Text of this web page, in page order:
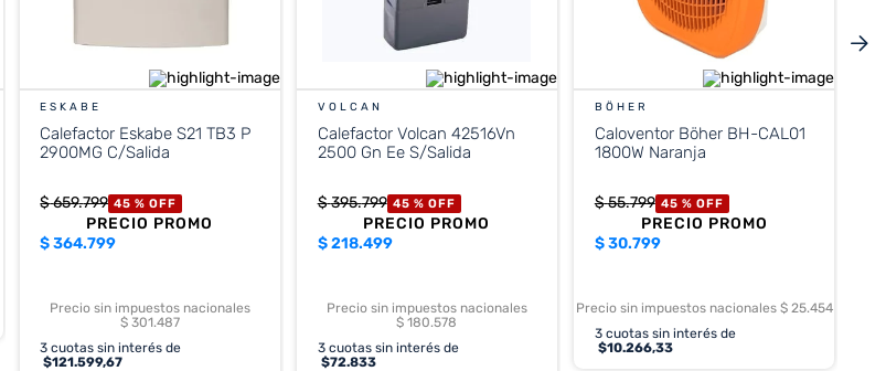
ESKABE
Calefactor Eskabe S21 TB3 P
2900MG C/Salida
$659.799 45 % OFF
PRECIO PROMO
$364.799
Precio sin impuestos nacionales
$ 301.487
3 cuotas sin interés de
$121.599,67
VOLCAN
Calefactor Volcan 42516Vn
2500 Gn Ee S/Salida
$395.799 45 % OFF
PRECIO PROMO
$218.499
Precio sin impuestos nacionales
$ 180.578
3cuotas sin interés de
$72.833
BÖHER
Caloventor Böher BH-CAL01
1800W Naranja
$55.799 45 % OFF
PRECIO PROMO
$30.799
Precio sin impuestos nacionales $ 25.454
3cuotas sin interés de
$10.266,33